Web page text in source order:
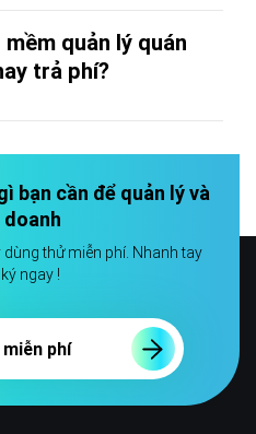
quản lý quán
trả phí?
bạn cần để quản lý và
thử miễn phí. Nhanh tay
ngay !
phí